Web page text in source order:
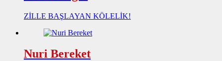
ZİLLE BAŞLAYAN KÖLELİK!
Nuri Bereket